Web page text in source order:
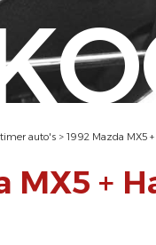
auto's > 1992 Mazda MX5
MX5 +